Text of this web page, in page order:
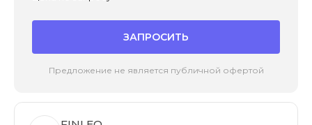
ЗАПРОСИТЬ
Предложение не является публичной офертой